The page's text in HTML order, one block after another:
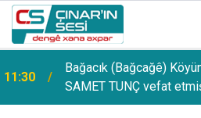
11:30
Bağacık (Bağcağê)
SAMET TUNÇ vefat